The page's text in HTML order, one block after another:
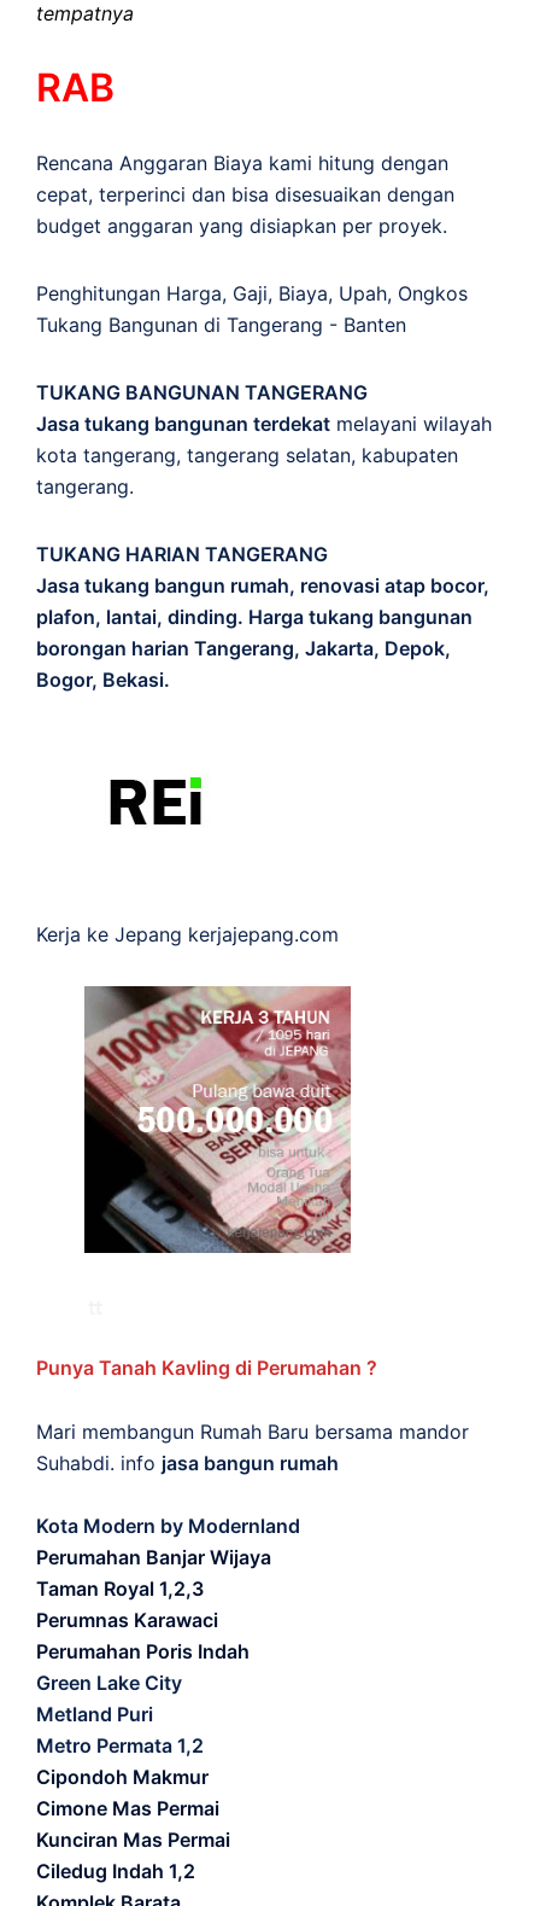
tempatnya
RAB
Rencana Anggaran Biaya kami hitung dengan
cepat, terperinci dan bisa disesuaikan dengan
budget anggaran yang disiapkan per proyek.
Penghitungan Harga, Gaji, Biaya, Upah, Ongkos
Tukang Bangunan di Tangerang - Banten
TUKANG BANGUNAN TANGERANG
Jasa tukang bangunan terdekat melayani wilayah
kota tangerang, tangerang selatan, kabupaten
tangerang.
TUKANG HARIAN TANGERANG
Jasa tukang bangun rumah, renovasi atap bocor,
plafon, lantai, dinding. Harga tukang bangunan
borongan harian Tangerang, Jakarta, Depok,
Bogor, Bekasi.
Kerja ke Jepang kerjajepang.com
Punya Tanah Kavling di Perumahan ?
Mari membangun Rumah Baru bersama mandor
Suhabdi. info jasa bangun rumah
Kota Modern by Modernland
Perumahan Banjar Wijaya
Taman Royal 1,2,3
Perumnas Karawaci
Perumahan Poris Indah
Green Lake City
Metland Puri
Metro Permata 1,2
Cipondoh Makmur
Cimone Mas Permai
Kunciran Mas Permai
Ciledug Indah 1,2